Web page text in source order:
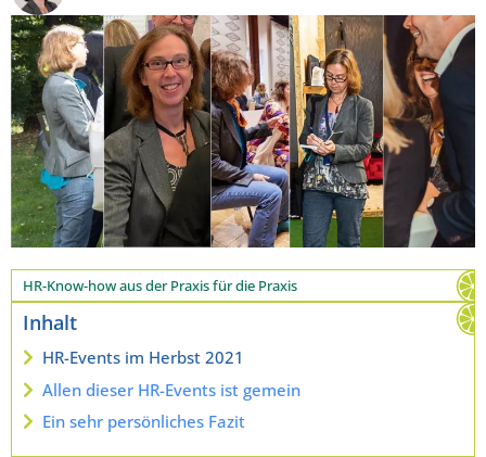
HR-Know-how aus der Praxis für die Praxis
Inhalt
HR-Events im Herbst 2021
Allen dieser HR-Events ist gemein
Ein sehr persönliches Fazit